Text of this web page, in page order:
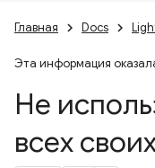
Главная Docs
Эта информация
Не
всех